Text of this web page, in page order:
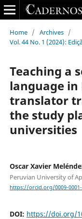
Home / Archives /
Vol. 44 No. 1 (2024):
Teaching a
language in
translator
the study
universities
Oscar Xavier
Peruvian University of
https://orcid.org/0009-0001-
DOI: https://doi.org/